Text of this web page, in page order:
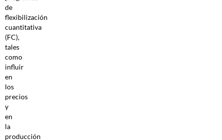
de
flexibilización
cuantitativa
(FC),
tales
como
influir
en
los
precios
y
en
la
producción